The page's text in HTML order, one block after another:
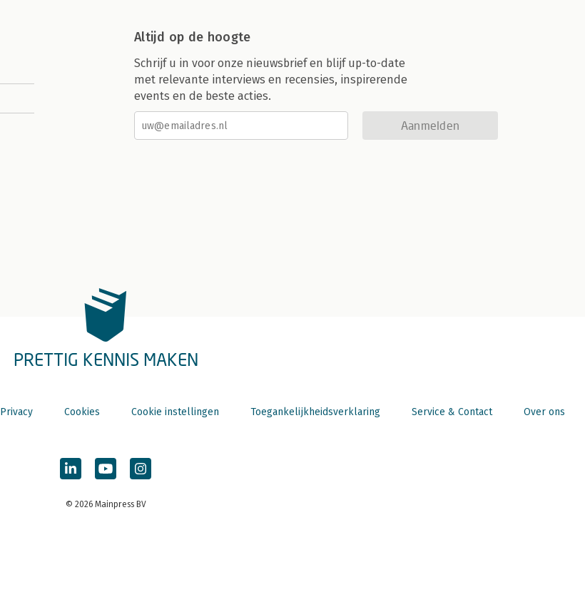
Altijd op de hoogte
Schrijf u in voor onze nieuwsbrief en blijf up-to-date
met relevante interviews en recensies, inspirerende
events en de beste acties.
Aanmelden
PRETTIG KENNIS MAKEN
Privacy Cookies Cookie instellingen Toegankelijkheidsverklaring Service & Contact Over ons
© 2026 Mainpress BV